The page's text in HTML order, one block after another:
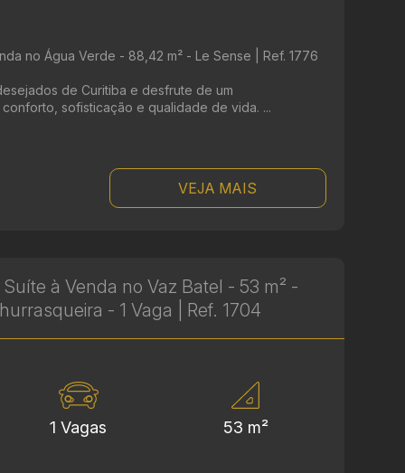
no Água Verde - 88,42 m² - Le Sense | Ref. 1776
de Curitiba e desfrute de um
sofisticação e qualidade de vida. ...
VEJA MAIS
à Venda no Vaz Batel - 53 m² -
- 1 Vaga | Ref. 1704
1 Vagas 53 m²